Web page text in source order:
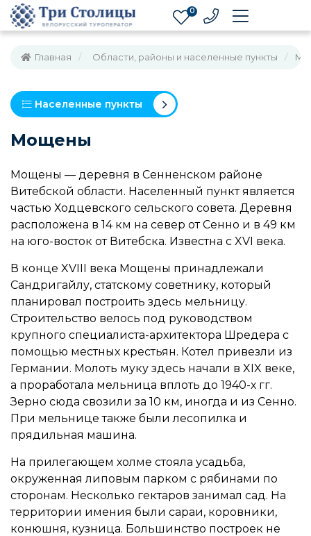
0
Главная Области, районы и населенные пункты
Населенные пункты
Мощены
Мощены — деревня в Сенненском районе
Витебской области. Населенный пункт является
частью Ходцевского сельского совета. Деревня
расположена в 14 км на север от Сенно и в 49 км
на юго-восток от Витебска. Известна с XVI века.
В конце XVIII века Мощены принадлежали
Сандригайлу, статскому советнику, который
планировал построить здесь мельницу.
Строительство велось под руководством
крупного специалиста-архитектора Шредера с
помощью местных крестьян. Котел привезли из
Германии. Молоть муку здесь начали в XIX веке,
а проработала мельница вплоть до 1940-х гг.
Зерно сюда свозили за 10 км, иногда и из Сенно.
При мельнице также были лесопилка и
прядильная машина.
На прилегающем холме стояла усадьба,
окруженная липовым парком с рябинами по
сторонам. Несколько гектаров занимал сад. На
территории имения были сараи, коровники,
конюшня, кузница. Большинство построек не